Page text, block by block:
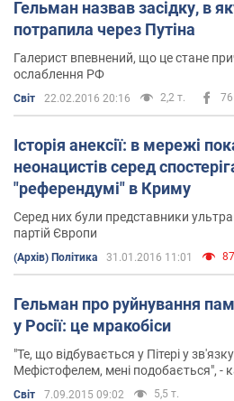
Гельман назвав засідку, в
потрапила через Путіна
Галерист впевнений, що це стане
ослаблення РФ
Світ 22.02.2016 20:16 2,2 т. 76
Історія анексії: в мережі
неонацистів серед
"референдумі" в Криму
Серед них були представники
партій Європи
(Архів) Політика 31.01.2016 11:01
Гельман про руйнування
у Росії: це мракобіси
"Те, що відбувається у Пітері у
Мефістофелем, мені подобається", -
галерист
Світ 7.09.2015 09:02 5,5 т.